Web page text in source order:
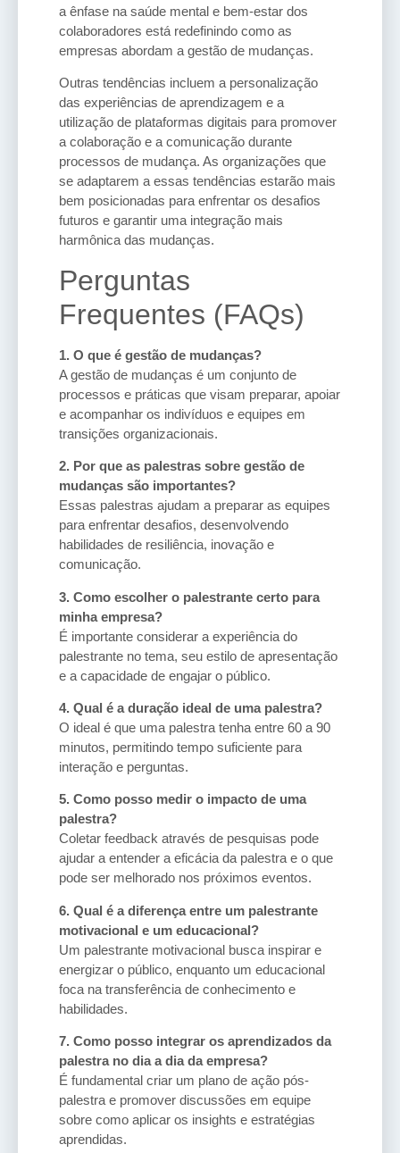
a ênfase na saúde mental e bem-estar dos
colaboradores está redefinindo como as
empresas abordam a gestão de mudanças.
Outras tendências incluem a personalização
das experiências de aprendizagem e a
utilização de plataformas digitais para promover
a colaboração e a comunicação durante
processos de mudança. As organizações que
se adaptarem a essas tendências estarão mais
bem posicionadas para enfrentar os desafios
futuros e garantir uma integração mais
harmônica das mudanças.
Perguntas
Frequentes (FAQs)
1. O que é gestão de mudanças?
A gestão de mudanças é um conjunto de
processos e práticas que visam preparar, apoiar
e acompanhar os indivíduos e equipes em
transições organizacionais.
2. Por que as palestras sobre gestão de
mudanças são importantes?
Essas palestras ajudam a preparar as equipes
para enfrentar desafios, desenvolvendo
habilidades de resiliência, inovação e
comunicação.
3. Como escolher o palestrante certo para
minha empresa?
É importante considerar a experiência do
palestrante no tema, seu estilo de apresentação
e a capacidade de engajar o público.
4. Qual é a duração ideal de uma palestra?
O ideal é que uma palestra tenha entre 60 a 90
minutos, permitindo tempo suficiente para
interação e perguntas.
5. Como posso medir o impacto de uma
palestra?
Coletar feedback através de pesquisas pode
ajudar a entender a eficácia da palestra e o que
pode ser melhorado nos próximos eventos.
6. Qual é a diferença entre um palestrante
motivacional e um educacional?
Um palestrante motivacional busca inspirar e
energizar o público, enquanto um educacional
foca na transferência de conhecimento e
habilidades.
7. Como posso integrar os aprendizados da
palestra no dia a dia da empresa?
É fundamental criar um plano de ação pós-
palestra e promover discussões em equipe
sobre como aplicar os insights e estratégias
aprendidas.